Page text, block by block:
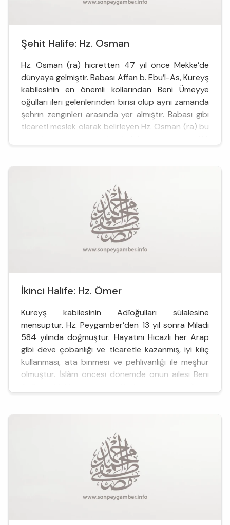
Şehit Halife: Hz. Osman
Hz. Osman (ra) hicretten 47 yıl önce Mekke’de
dünyaya gelmiştir. Babası Affan b. Ebu’l-As, Kureyş
kabilesinin en önemli kollarından Beni Ümeyye
oğulları ileri gelenlerinden birisi olup aynı zamanda
şehrin zenginleri arasında yer almıştır. Babası gibi
ticareti meslek olarak belirleyen Hz. Osman (ra) bu
İkinci Halife: Hz. Ömer
Kureyş kabilesinin Adîoğulları sülalesine
mensuptur. Hz. Peygamber’den 13 yıl sonra Miladi
584 yılında doğmuştur. Hayatını Hicazlı her Arap
gibi deve çobanlığı ve ticaretle kazanmış, iyi kılıç
kullanması, ata binmesi ve pehlivanlığı ile meşhur
olmuştur. İslâm öncesi dönemde onun ailesi Beni